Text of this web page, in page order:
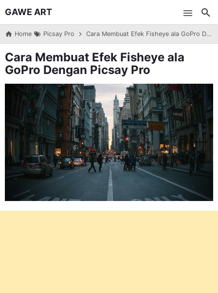
GAWE ART
Home Picsay Pro Cara Membuat Efek Fisheye ala GoPro Dengan Picsay Pro
Cara Membuat Efek Fisheye ala
GoPro Dengan Picsay Pro